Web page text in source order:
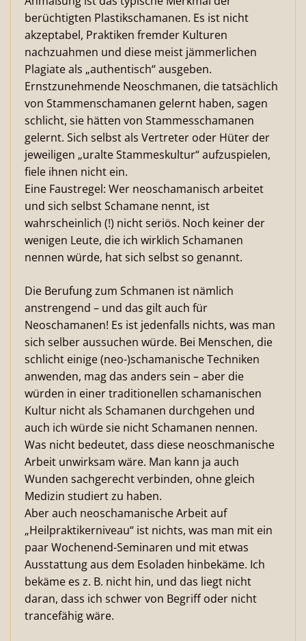
berüchtigten Plastikschamanen. Es ist nicht
akzeptabel, Praktiken fremder Kulturen
nachzuahmen und diese meist jämmerlichen
Plagiate als „authentisch“ ausgeben.
Ernstzunehmende Neoschmanen, die tatsächlich
von Stammenschamanen gelernt haben, sagen
schlicht, sie hätten von Stammesschamanen
gelernt. Sich selbst als Vertreter oder Hüter der
jeweiligen „uralte Stammeskultur“ aufzuspielen,
fiele ihnen nicht ein.
Eine Faustregel: Wer neoschamanisch arbeitet
und sich selbst Schamane nennt, ist
wahrscheinlich (!) nicht seriös. Noch keiner der
wenigen Leute, die ich wirklich Schamanen
nennen würde, hat sich selbst so genannt.
Die Berufung zum Schmanen ist nämlich
anstrengend – und das gilt auch für
Neoschamanen! Es ist jedenfalls nichts, was man
sich selber aussuchen würde. Bei Menschen, die
schlicht einige (neo-)schamanische Techniken
anwenden, mag das anders sein – aber die
würden in einer traditionellen schamanischen
Kultur nicht als Schamanen durchgehen und
auch ich würde sie nicht Schamanen nennen.
Was nicht bedeutet, dass diese neoschmanische
Arbeit unwirksam wäre. Man kann ja auch
Wunden sachgerecht verbinden, ohne gleich
Medizin studiert zu haben.
Aber auch neoschamanische Arbeit auf
„Heilpraktikerniveau“ ist nichts, was man mit ein
paar Wochenend-Seminaren und mit etwas
Ausstattung aus dem Esoladen hinbekäme. Ich
bekäme es z. B. nicht hin, und das liegt nicht
daran, dass ich schwer von Begriff oder nicht
trancefähig wäre.